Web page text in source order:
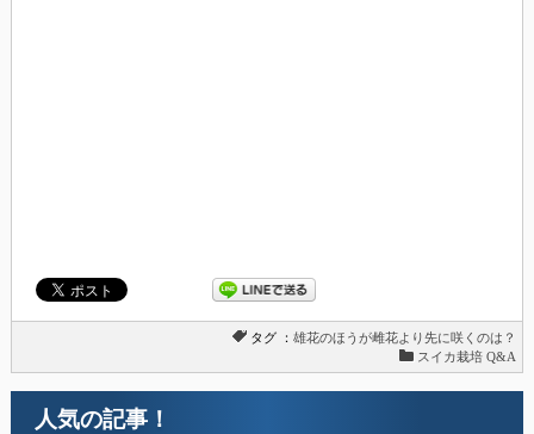
タグ ：雄花のほうが雌花より先に咲くのは？
スイカ栽培 Q&A
人気の記事！